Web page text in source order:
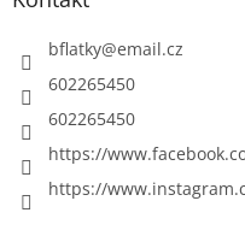
bflatky@email.cz
602265450
602265450
https://
https://